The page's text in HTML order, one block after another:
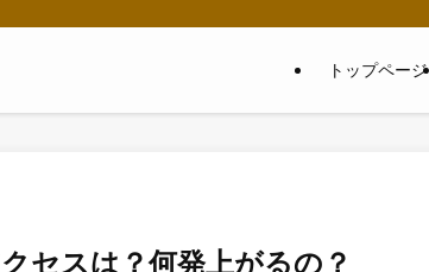
トップページ
セスは？何発上がるの？